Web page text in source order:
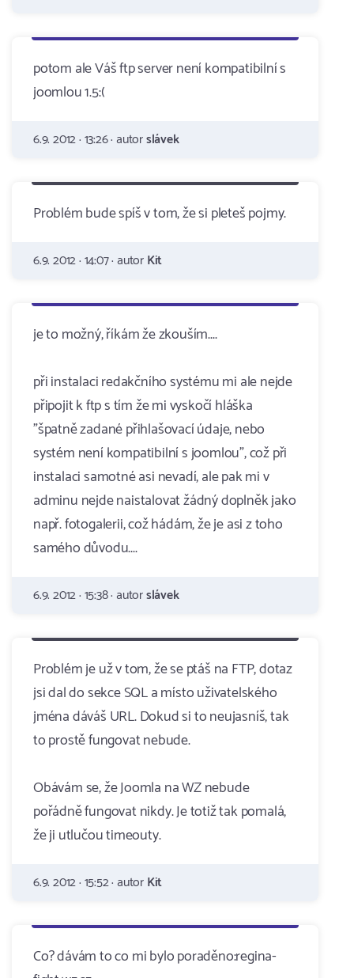
potom ale Váš ftp server není kompatibilní s
joomlou 1.5:(
6.9. 2012 · 13:26 · autorslávek
Problém bude spíš v tom, že si pleteš pojmy.
6.9. 2012 · 14:07 · autorKit
je to možný, říkám že zkouším....
při instalaci redakčního systému mi ale nejde
připojit k ftp s tím že mi vyskočí hláška
"špatně zadané přihlašovací údaje, nebo
systém není kompatibilní s joomlou", což při
instalaci samotné asi nevadí, ale pak mi v
adminu nejde naistalovat žádný doplněk jako
např. fotogalerii, což hádám, že je asi z toho
samého důvodu....
6.9. 2012 · 15:38 · autorslávek
Problém je už v tom, že se ptáš na FTP, dotaz
jsi dal do sekce SQL a místo uživatelského
jména dáváš URL. Dokud si to neujasníš, tak
to prostě fungovat nebude.
Obávám se, že Joomla na WZ nebude
pořádně fungovat nikdy. Je totiž tak pomalá,
že ji utlučou timeouty.
6.9. 2012 · 15:52 · autorKit
Co? dávám to co mi bylo poraděno:regina-